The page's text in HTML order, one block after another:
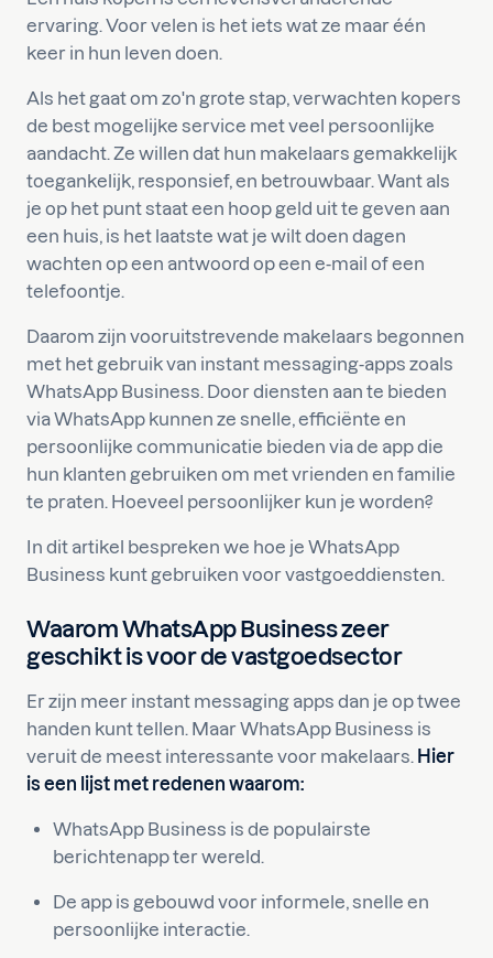
ervaring. Voor velen is het iets wat ze maar één
keer in hun leven doen.
Als het gaat om zo'n grote stap, verwachten kopers
de best mogelijke service met veel persoonlijke
aandacht. Ze willen dat hun makelaars gemakkelijk
toegankelijk, responsief, en betrouwbaar. Want als
je op het punt staat een hoop geld uit te geven aan
een huis, is het laatste wat je wilt doen dagen
wachten op een antwoord op een e-mail of een
telefoontje.
Daarom zijn vooruitstrevende makelaars begonnen
met het gebruik van instant messaging-apps zoals
WhatsApp Business. Door diensten aan te bieden
via WhatsApp kunnen ze snelle, efficiënte en
persoonlijke communicatie bieden via de app die
hun klanten gebruiken om met vrienden en familie
te praten. Hoeveel persoonlijker kun je worden?
In dit artikel bespreken we hoe je WhatsApp
Business kunt gebruiken voor vastgoeddiensten.
Waarom WhatsApp Business zeer
geschikt is voor de vastgoedsector
Er zijn meer instant messaging apps dan je op twee
handen kunt tellen. Maar WhatsApp Business is
veruit de meest interessante voor makelaars. Hier
is een lijst met redenen waarom:
WhatsApp Business is de populairste
berichtenapp ter wereld.
De app is gebouwd voor informele, snelle en
persoonlijke interactie.